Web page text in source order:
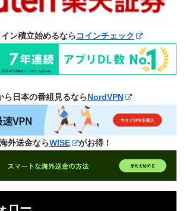
ン積立始めるならコインチェック
ら日本の番組見るならNordVPN
外送金ならWISE がお得！